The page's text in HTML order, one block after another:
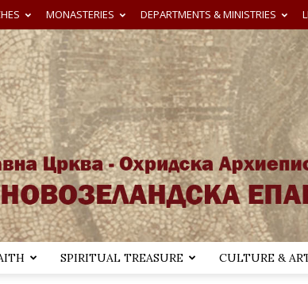
MONASTERIES DEPARTMENTS & MINISTRIES
SPIRITUAL TREASURE CULTURE &